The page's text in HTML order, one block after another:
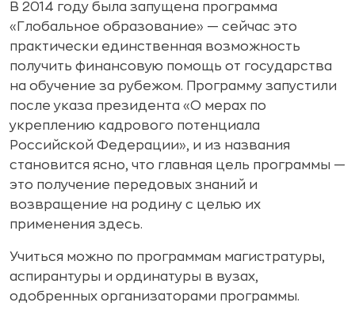
В 2014 году была запущена программа
«Глобальное образование» — сейчас это
практически единственная возможность
получить финансовую помощь от государства
на обучение за рубежом. Программу запустили
после указа президента «О мерах по
укреплению кадрового потенциала
Российской Федерации», и из названия
становится ясно, что главная цель программы —
это получение передовых знаний и
возвращение на родину с целью их
применения здесь.
Учиться можно по программам магистратуры,
аспирантуры и ординатуры в вузах,
одобренных организаторами программы.